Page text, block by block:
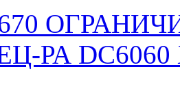
РА DC6060